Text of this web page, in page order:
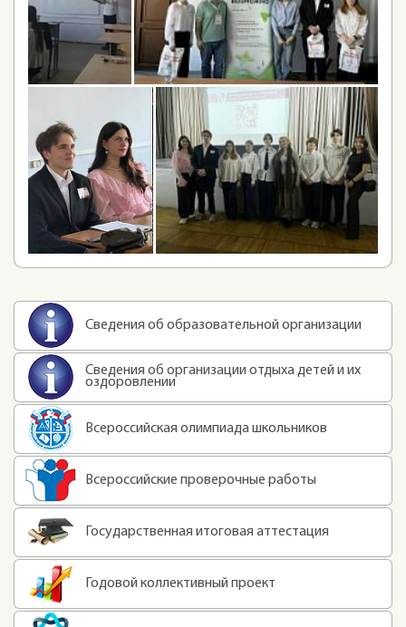
Сведения об образовательной организации
Сведения об организации отдыха детей и их
оздоровлении
Всероссийская олимпиада школьников
Всероссийские проверочные работы
Государственная итоговая аттестация
Годовой коллективный проект